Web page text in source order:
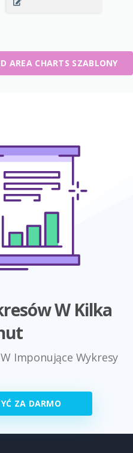
AREA CHARTS SZABLONY
W Kilka
Imponujące Wykresy
ZA DARMO